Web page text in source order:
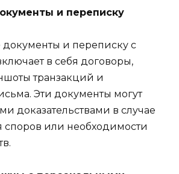
и переписку
документы и переписку с
в себя договоры,
транзакций и
Эти документы могут
доказательствами в случае
споров или необходимости